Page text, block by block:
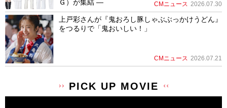
Ｇ）が集結 ―
CMニュース 2026.07.30
上戸彩さんが『鬼おろし豚しゃぶぶっかけうどん』
をつるりで「鬼おいしい！」
CMニュース 2026.07.21
PICK UP MOVIE